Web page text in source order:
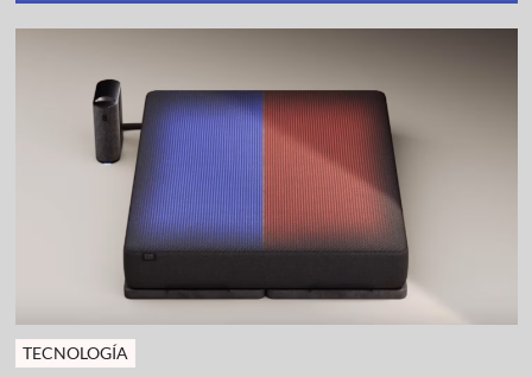
TECNOLOGÍA